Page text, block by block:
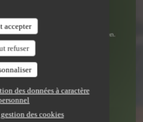
accepter
refuser
des données à caractère
des cookies